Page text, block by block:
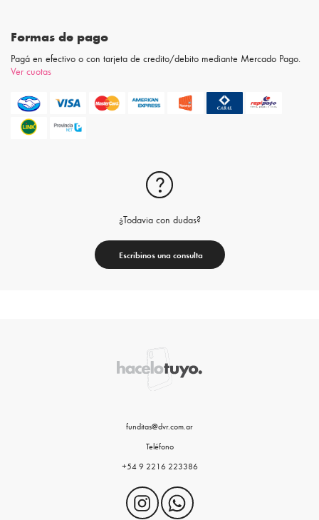
Formas de pago
Pagá en efectivo o con tarjeta de credito/debito mediante Mercado Pago.
Ver cuotas
¿Todavia con dudas?
Escribinos una consulta
funditas@dvr.com.ar
Teléfono
+54 9 2216 223386